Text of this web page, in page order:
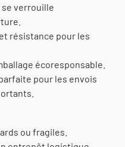
se verrouille
résistance pour les
écoresponsable.
pour les envois
ou fragiles.